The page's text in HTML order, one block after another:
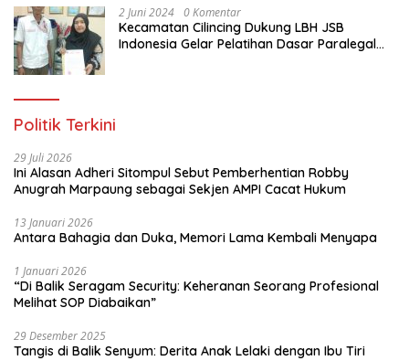
2 Juni 2024 0 Komentar
Kecamatan Cilincing Dukung LBH JSB
Indonesia Gelar Pelatihan Dasar Paralegal
Politik Terkini
29 Juli 2026
Ini Alasan Adheri Sitompul Sebut Pemberhentian Robby
Anugrah Marpaung sebagai Sekjen AMPI Cacat Hukum
13 Januari 2026
Antara Bahagia dan Duka, Memori Lama Kembali Menyapa
1 Januari 2026
“Di Balik Seragam Security: Keheranan Seorang Profesional
Melihat SOP Diabaikan”
29 Desember 2025
Tangis di Balik Senyum: Derita Anak Lelaki dengan Ibu Tiri